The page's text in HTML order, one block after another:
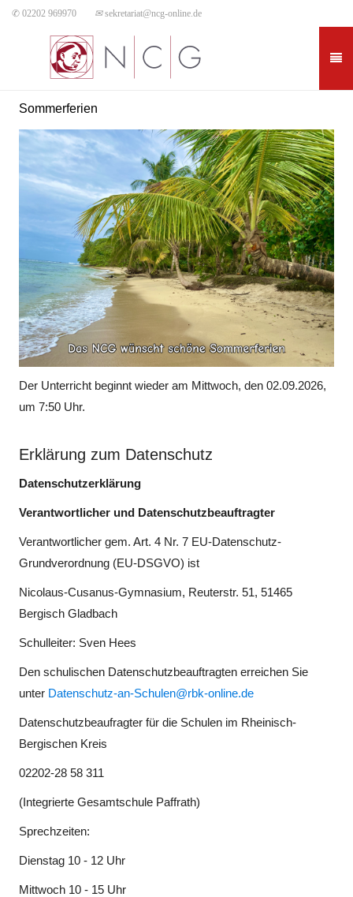
✆ 02202 969970 ✉sekretariat@ncg-online.de
Sommerferien
Der Unterricht beginnt wieder am Mittwoch, den 02.09.2026,
um 7:50 Uhr.
Erklärung zum Datenschutz
Datenschutzerklärung
Verantwortlicher und Datenschutzbeauftragter
Verantwortlicher gem. Art. 4 Nr. 7 EU-Datenschutz-
Grundverordnung (EU-DSGVO) ist
Nicolaus-Cusanus-Gymnasium, Reuterstr. 51, 51465
Bergisch Gladbach
Schulleiter: Sven Hees
Den schulischen Datenschutzbeauftragten erreichen Sie
unter Datenschutz-an-Schulen@rbk-online.de
Datenschutzbeaufragter für die Schulen im Rheinisch-
Bergischen Kreis
02202-28 58 311
(Integrierte Gesamtschule Paffrath)
Sprechzeiten:
Dienstag 10 - 12 Uhr
Mittwoch 10 - 15 Uhr